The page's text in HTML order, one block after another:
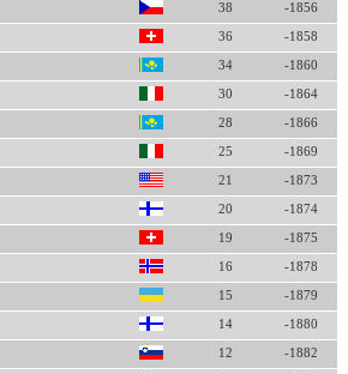
38 -1856
36 -1858
34 -1860
30 -1864
28 -1866
25 -1869
21 -1873
20 -1874
19 -1875
16 -1878
15 -1879
14 -1880
12 -1882